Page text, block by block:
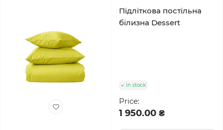
Підліткова постільна
білизна Dessert
In stock
Price:
1 950.00 ₴